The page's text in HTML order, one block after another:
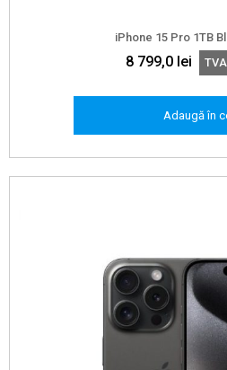
iPhone 15 Pro 1TB
8 799,0 lei
Adaugă în